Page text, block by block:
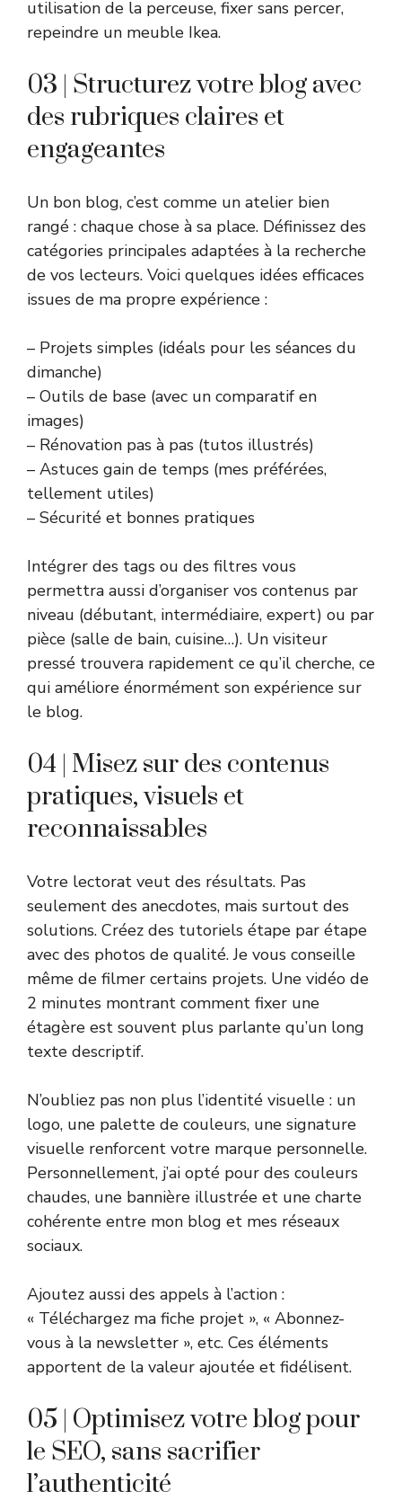
utilisation de la perceuse, fixer sans percer,
repeindre un meuble Ikea.
03 | Structurez votre blog avec
des rubriques claires et
engageantes
Un bon blog, c’est comme un atelier bien
rangé : chaque chose à sa place. Définissez des
catégories principales adaptées à la recherche
de vos lecteurs. Voici quelques idées efficaces
issues de ma propre expérience :
– Projets simples (idéals pour les séances du
dimanche)
– Outils de base (avec un comparatif en
images)
– Rénovation pas à pas (tutos illustrés)
– Astuces gain de temps (mes préférées,
tellement utiles)
– Sécurité et bonnes pratiques
Intégrer des tags ou des filtres vous
permettra aussi d’organiser vos contenus par
niveau (débutant, intermédiaire, expert) ou par
pièce (salle de bain, cuisine…). Un visiteur
pressé trouvera rapidement ce qu’il cherche, ce
qui améliore énormément son expérience sur
le blog.
04 | Misez sur des contenus
pratiques, visuels et
reconnaissables
Votre lectorat veut des résultats. Pas
seulement des anecdotes, mais surtout des
solutions. Créez des tutoriels étape par étape
avec des photos de qualité. Je vous conseille
même de filmer certains projets. Une vidéo de
2 minutes montrant comment fixer une
étagère est souvent plus parlante qu’un long
texte descriptif.
N’oubliez pas non plus l’identité visuelle : un
logo, une palette de couleurs, une signature
visuelle renforcent votre marque personnelle.
Personnellement, j’ai opté pour des couleurs
chaudes, une bannière illustrée et une charte
cohérente entre mon blog et mes réseaux
sociaux.
Ajoutez aussi des appels à l’action :
« Téléchargez ma fiche projet », « Abonnez-
vous à la newsletter », etc. Ces éléments
apportent de la valeur ajoutée et fidélisent.
05 | Optimisez votre blog pour
le SEO, sans sacrifier
l’authenticité